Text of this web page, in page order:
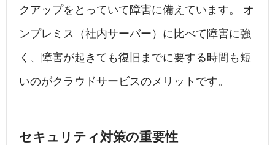
クアップをとっていて障害に備えています。 オ
ンプレミス（社内サーバー）に比べて障害に強
く、障害が起きても復旧までに要する時間も短
いのがクラウドサービスのメリットです。
セキュリティ対策の重要性